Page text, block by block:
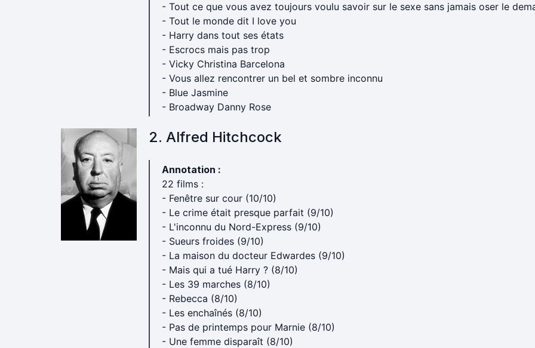
- Tout ce que vous avez toujours voulu savoir sur le sexe sans jamais oser le
- Tout le monde dit I love you
- Harry dans tout ses états
- Escrocs mais pas trop
- Vicky Christina Barcelona
- Vous allez rencontrer un bel et sombre inconnu
- Blue Jasmine
- Broadway Danny Rose
2. Alfred Hitchcock
Annotation :
22 films :
- Fenêtre sur cour (10/10)
- Le crime était presque parfait (9/10)
- L'inconnu du Nord-Express (9/10)
- Sueurs froides (9/10)
- La maison du docteur Edwardes (9/10)
- Mais qui a tué Harry ? (8/10)
- Les 39 marches (8/10)
- Rebecca (8/10)
- Les enchaînés (8/10)
- Pas de printemps pour Marnie (8/10)
- Une femme disparaît (8/10)